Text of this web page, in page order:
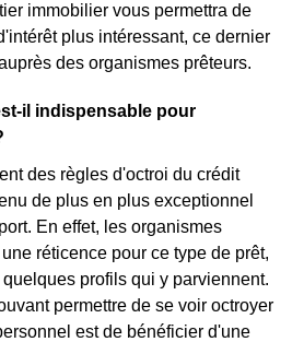
immobilier vous permettra de
plus intéressant, ce dernier
des organismes prêteurs.
il indispensable pour
des règles d'octroi du crédit
de plus en plus exceptionnel
En effet, les organismes
réticence pour ce type de prêt,
profils qui y parviennent.
permettre de se voir octroyer
est de bénéficier d'une